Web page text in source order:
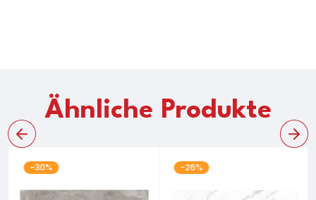
Ähnliche Produkte
-30% -26%